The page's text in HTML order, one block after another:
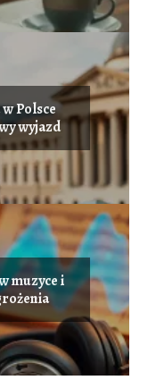
Polsce
wyjazd
muzyce i